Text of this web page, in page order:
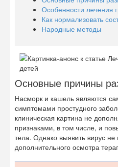
Особенности лечения
Как нормализовать
Народные методы
Основные причины
Насморк и кашель являются
симптомами простудного
клиническая картина не
признаками, в том числе, и
тела. Однако выявить вирус не
дополнительного осмотра